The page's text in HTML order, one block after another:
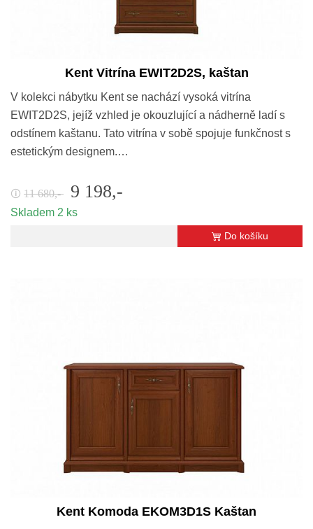
Kent Vitrína EWIT2D2S, kaštan
V kolekci nábytku Kent se nachází vysoká vitrína
EWIT2D2S, jejíž vzhled je okouzlující a nádherně ladí s
odstínem kaštanu. Tato vitrína v sobě spojuje funkčnost s
estetickým designem.…
🛈 11 680,- 9 198,-
Skladem 2 ks
Do košíku
Kent Komoda EKOM3D1S Kaštan